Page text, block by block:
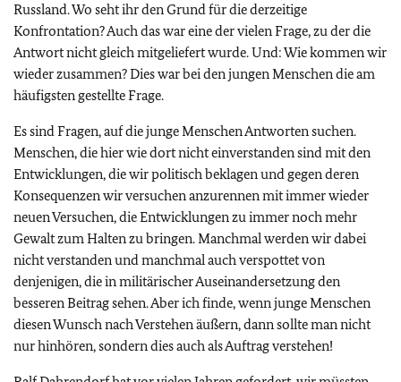
Russland. Wo seht ihr den Grund für die derzeitige
Konfrontation? Auch das war eine der vielen Frage, zu der die
Antwort nicht gleich mitgeliefert wurde. Und: Wie kommen wir
wieder zusammen? Dies war bei den jungen Menschen die am
häufigsten gestellte Frage.
Es sind Fragen, auf die junge Menschen Antworten suchen.
Menschen, die hier wie dort nicht einverstanden sind mit den
Entwicklungen, die wir politisch beklagen und gegen deren
Konsequenzen wir versuchen anzurennen mit immer wieder
neuen Versuchen, die Entwicklungen zu immer noch mehr
Gewalt zum Halten zu bringen. Manchmal werden wir dabei
nicht verstanden und manchmal auch verspottet von
denjenigen, die in militärischer Auseinandersetzung den
besseren Beitrag sehen. Aber ich finde, wenn junge Menschen
diesen Wunsch nach Verstehen äußern, dann sollte man nicht
nur hinhören, sondern dies auch als Auftrag verstehen!